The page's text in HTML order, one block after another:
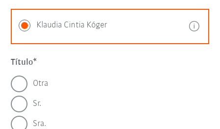
Klaudia Cintia Kóger
Título
Otra
Sr.
Sra.